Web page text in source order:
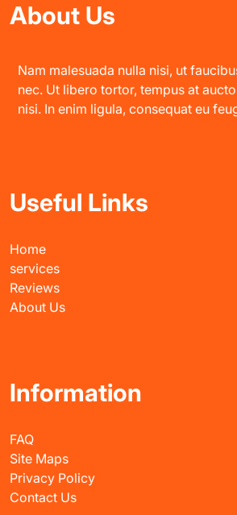
About Us
Nam malesuada nulla nisi, ut
nec. Ut libero tortor, tempus at
nisi. In enim ligula, consequat eu
Useful Links
Home
services
Reviews
About Us
Information
FAQ
Site Maps
Privacy Policy
Contact Us